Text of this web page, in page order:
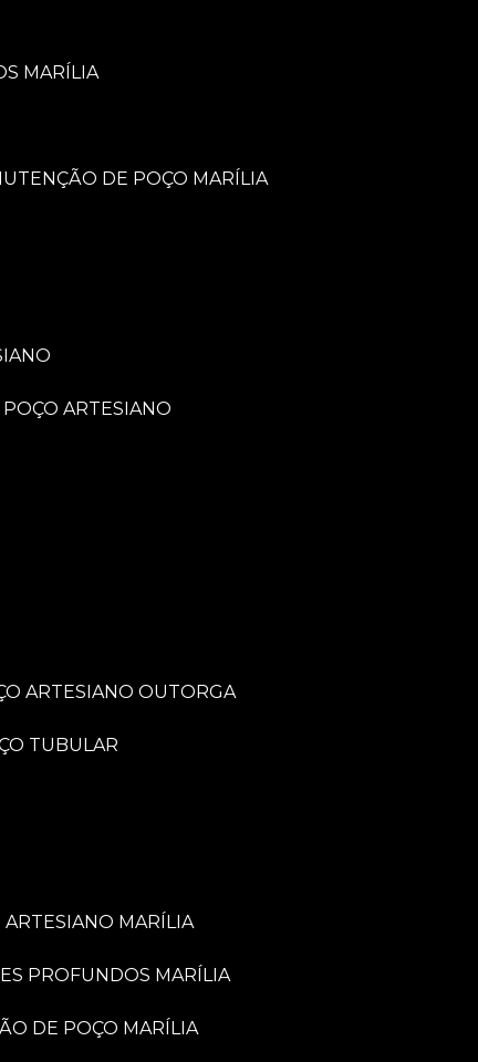
MARÍLIA
DE POÇO MARÍLIA
POÇO ARTESIANO
ARTESIANO OUTORGA
TUBULAR
ARTESIANO MARÍLIA
PROFUNDOS MARÍLIA
DE POÇO MARÍLIA